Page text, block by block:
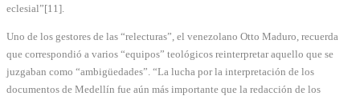
eclesial”[11].
Uno de los gestores de las “relecturas”, el venezolano Otto Maduro, recuerda
que correspondió a varios “equipos” teológicos reinterpretar aquello que se
juzgaban como “ambigüedades”. “La lucha por la interpretación de los
documentos de Medellín fue aún más importante que la redacción de los